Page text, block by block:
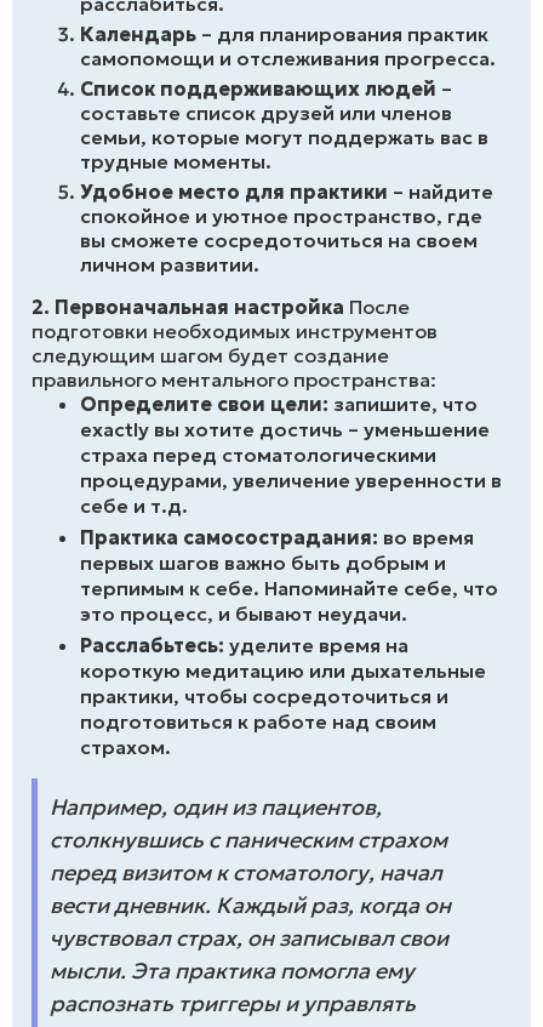
Календарь – для планирования практик
самопомощи и отслеживания прогресса.
Список поддерживающих людей –
составьте список друзей или членов
семьи, которые могут поддержать вас в
трудные моменты.
Удобное место для практики – найдите
спокойное и уютное пространство, где
вы сможете сосредоточиться на своем
личном развитии.
2. Первоначальная настройка После
подготовки необходимых инструментов
следующим шагом будет создание
правильного ментального пространства:
Определите свои цели: запишите, что
exactly вы хотите достичь – уменьшение
страха перед стоматологическими
процедурами, увеличение уверенности в
себе и т.д.
Практика самосострадания: во время
первых шагов важно быть добрым и
терпимым к себе. Напоминайте себе, что
это процесс, и бывают неудачи.
Расслабьтесь: уделите время на
короткую медитацию или дыхательные
практики, чтобы сосредоточиться и
подготовиться к работе над своим
страхом.
Например, один из пациентов,
столкнувшись с паническим страхом
перед визитом к стоматологу, начал
вести дневник. Каждый раз, когда он
чувствовал страх, он записывал свои
мысли. Эта практика помогла ему
распознать триггеры и управлять